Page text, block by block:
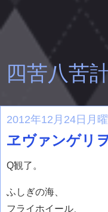
四苦八苦
2012年12月24日月曜
ヱヴァンゲリ
Q観了。
ふしぎの海、
フライホイール、